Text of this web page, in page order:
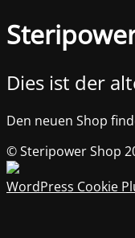
Dies ist der
Den neuen Shop
© Steripower Shop
WordPress Cookie